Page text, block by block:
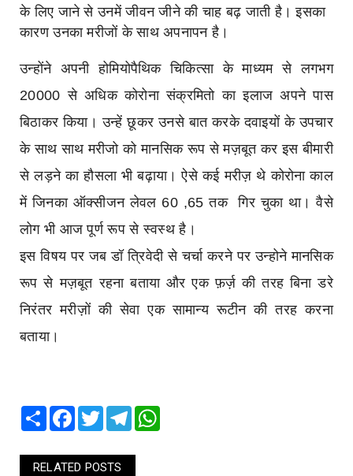
के लिए जाने से उनमें ​जीवन जीने की चाह बढ़ जाती है। इसका
कारण उनका मरीजों के साथ अपनापन है।
उन्होंने अपनी होमियोपैथिक चिकित्सा के माध्यम से लगभग
20000 से अधिक कोरोना संक्रमितो का इलाज अपने पास
बिठाकर किया। उन्हें छूकर उनसे बात करके दवाइयों के उपचार
के साथ साथ मरीजो को मानसिक रूप से मज़बूत कर इस बीमारी
से लड़ने का हौसला भी बढ़ाया। ऐसे कई मरीज़ थे कोरोना काल
में जिनका ऑक्सीजन लेवल 60 ,65 तक गिर चुका था। वैसे
लोग भी आज पूर्ण रूप से स्वस्थ है।
इस विषय पर जब डॉ त्रिवेदी से चर्चा करने पर उन्होने मानसिक
रूप से मज़बूत रहना बताया और एक फ़र्ज़ की तरह बिना डरे
निरंतर मरीज़ों की सेवा एक सामान्य रूटीन की तरह करना
बताया।
Share Facebook
TwitterTelegram
RELATED POSTS